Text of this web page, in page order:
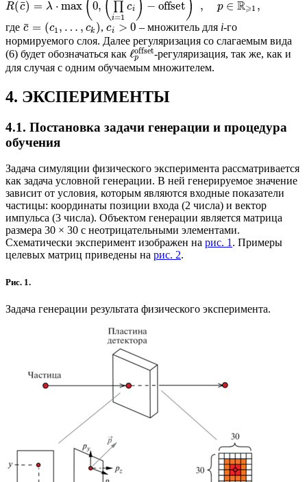
R(c
¯) = λ ⋅ max (0, ( ∏
i=1
ci ) − offset ) , p ∈ R⩾1 ,
где c
¯ = (c1 , … , ck ),ci > 0 – множитель для i-го
нормируемого слоя. Далее регуляризация со слагаемым вида
(6) будет обозначаться как ℓoffset
p
-регуляризация, так же, как и
для случая с одним обучаемым множителем.
4. ЭКСПЕРИМЕНТЫ
4.1. Постановка задачи генерации и процедура
обучения
Задача симуляции физического эксперимента рассматривается
как задача условной генерации. В ней генерируемое значение
зависит от условия, которым являются входные показатели
частицы: координаты позиции входа (2 числа) и вектор
импульса (3 числа). Объектом генерации является матрица
размера 30 × 30 с неотрицательными элементами.
Схематически эксперимент изображен на рис. 1. Примеры
целевых матриц приведены на рис. 2.
Рис. 1.
Задача генерации результата физического эксперимента.